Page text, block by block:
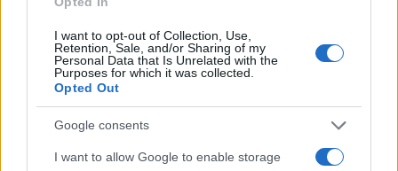
I want to opt-out of Collection, Use,
Retention, Sale, and/or Sharing of my
Personal Data that Is Unrelated with the
Purposes for which it was collected.
Opted Out
Google consents
I want to allow Google to enable storage
Kategorije: Črna kronika
Ključne besede: otrok
tragedija
vročina